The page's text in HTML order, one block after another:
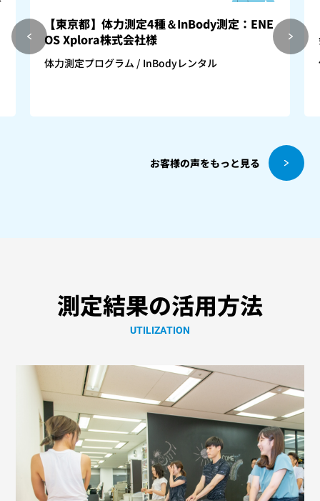
【東京都】体力測定4種＆InBody測定：ENE
OS Xplora株式会社様
体力測定プログラム InBodyレンタル
お客様の声をもっと見る
測定結果の活用方法
UTILIZATION